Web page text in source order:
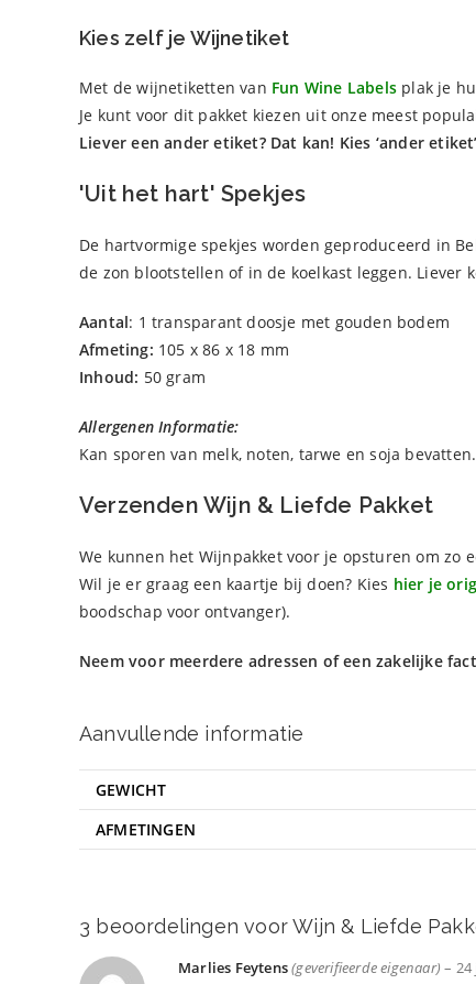
Kies zelf je Wijnetiket
Met de wijnetiketten van Fun Wine Labels plak je
Je kunt voor dit pakket kiezen uit onze meest
Liever een ander etiket? Dat kan! Kies ‘ander
'Uit het hart' Spekjes
De hartvormige spekjes worden geproduceerd in
de zon blootstellen of in de koelkast leggen. Liever
Aantal: 1 transparant doosje met gouden bodem
Afmeting: 105 x 86 x 18 mm
Inhoud: 50 gram
Allergenen Informatie:
Kan sporen van melk, noten, tarwe en soja bevatten.
Verzenden Wijn & Liefde Pakket
We kunnen het Wijnpakket voor je opsturen om zo
Wil je er graag een kaartje bij doen? Kies hier je
boodschap voor ontvanger).
Neem voor meerdere adressen of een zakelijke
Aanvullende informatie
GEWICHT
AFMETINGEN
3 beoordelingen voorWijn & Liefde
Marlies Feytens(geverifieerde eigenaar) – 24